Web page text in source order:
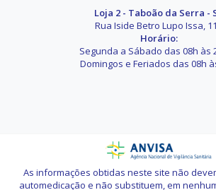
Loja 2 - Taboão da Serra -
Rua Iside Betro Lupo Issa,
Horário:
Segunda a Sábado das 08h às
Domingos e Feriados das 08h
As informações obtidas neste site não
automedicação e não substituem, em